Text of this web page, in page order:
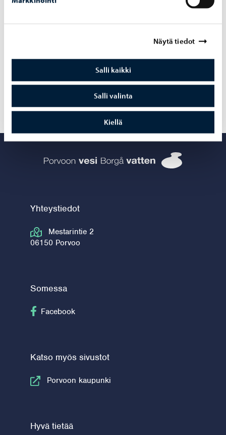
Näytä tiedot
Salli kaikki
Salli valinta
Kiellä
Porvoon vesi -7.7.2026
Rankkasateet ovat aiheuttaneet ylivuotoja
Yhteystiedot
Mestarintie 2
06150 Porvoo
Somessa
Seuraa Facebook
Facebook
Katso myös sivustot
Porvoon kaupunki
Hyvä tietää